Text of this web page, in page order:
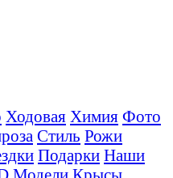
Ходовая Химия Фото
Стиль Рожи
Подарки Наши
Модели Крысы